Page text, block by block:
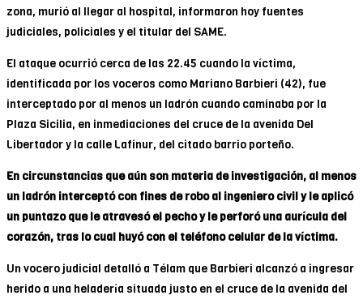
zona, murió al llegar al hospital, informaron hoy fuentes
judiciales, policiales y el titular del SAME.
El ataque ocurrió cerca de las 22.45 cuando la víctima,
identificada por los voceros como Mariano Barbieri (42), fue
interceptado por al menos un ladrón cuando caminaba por la
Plaza Sicilia, en inmediaciones del cruce de la avenida Del
Libertador y la calle Lafinur, del citado barrio porteño.
En circunstancias que aún son materia de investigación, al menos
un ladrón interceptó con fines de robo al ingeniero civil y le aplicó
un puntazo que le atravesó el pecho y le perforó una aurícula del
corazón, tras lo cual huyó con el teléfono celular de la víctima.
Un vocero judicial detalló a Télam que Barbieri alcanzó a ingresar
herido a una heladería situada justo en el cruce de la avenida del